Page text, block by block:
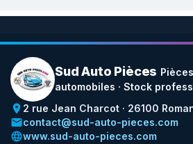
Sud Auto Pièces
automobiles · Stock
place 2 rue Jean Charcot · 26100
emailcontact@sud-auto-pieces.com
languagewww.sud-auto-pieces.com